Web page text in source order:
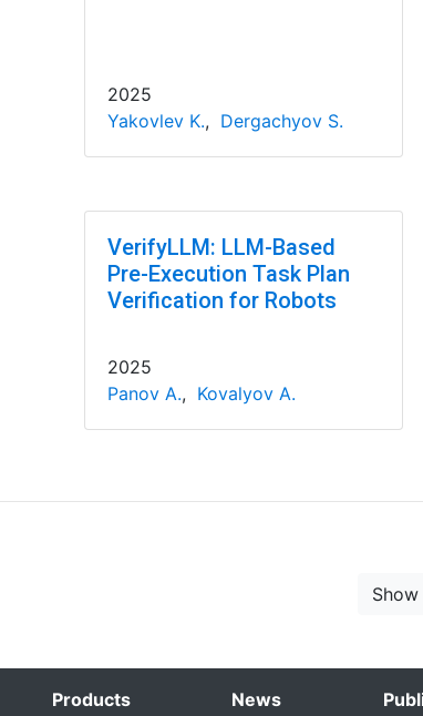
2025
Yakovlev K., Dergachyov S.
VerifyLLM: LLM-Based
Pre-Execution Task Plan
Verification for Robots
2025
Panov A., Kovalyov A.
Products News